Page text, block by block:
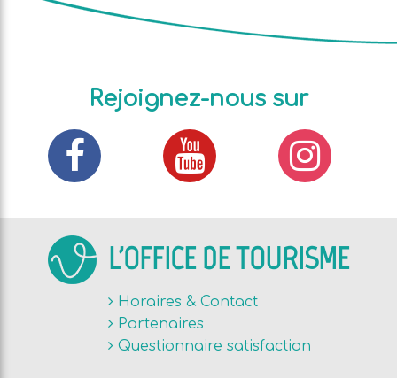
Rejoignez-nous sur
L'OFFICE DE TOURISME
Horaires & Contact
Partenaires
Questionnaire satisfaction